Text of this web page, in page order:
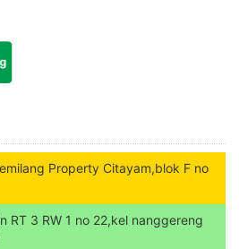
Property Citayam,blok F no
RT 3 RW 1 no 22,kel nanggereng